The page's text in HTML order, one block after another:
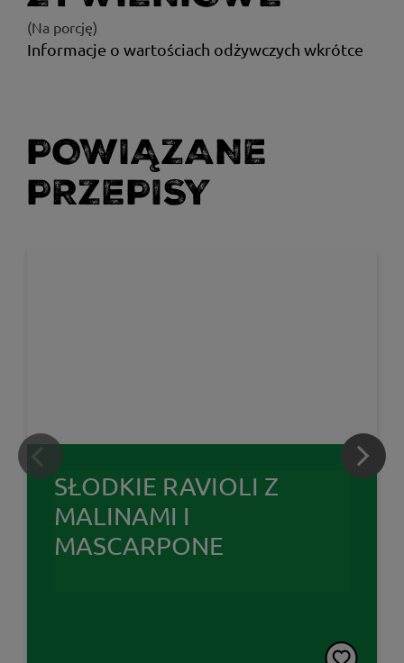
(Na porcję)
Informacje o wartościach odżywczych wkrótce
POWIĄZANE
PRZEPISY
SŁODKIE RAVIOLI Z
MALINAMI I
MASCARPONE